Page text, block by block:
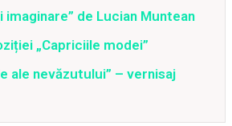
imaginare” de Lucian Muntean
„Capriciile modei”
ale nevăzutului” – vernisaj